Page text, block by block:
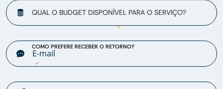
QUAL O BUDGET DISPONÍVEL PARA O SERVIÇO?
COMO PREFERE RECEBER O RETORNO?